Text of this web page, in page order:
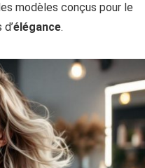
modèles conçus pour le
élégance.